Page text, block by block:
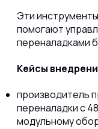
Эти
помогают
переналадками
Кейсы
производитель
переналадки с
модульному